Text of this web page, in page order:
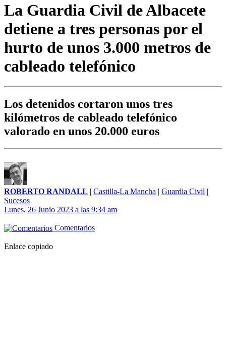
La Guardia Civil de Albacete
detiene a tres personas por el
hurto de unos 3.000 metros de
cableado telefónico
Los detenidos cortaron unos tres
kilómetros de cableado telefónico
valorado en unos 20.000 euros
ROBERTO RANDALL | Castilla-La Mancha | Guardia Civil |
Sucesos
Lunes, 26 Junio 2023 a las 9:34 am
Comentarios
Enlace copiado